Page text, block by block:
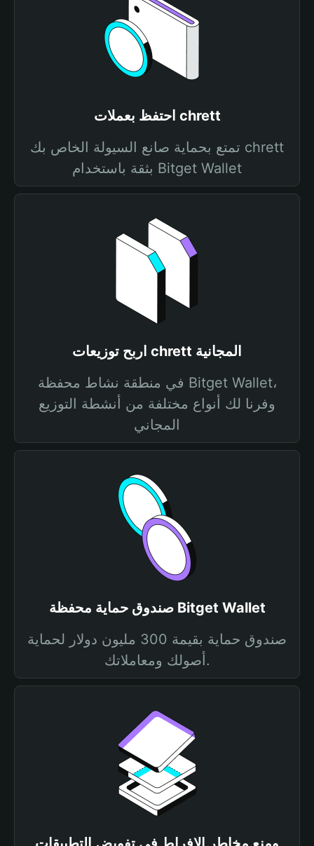
احتفظ بعملات chrett
تمتع بحماية صانع السيولة الخاص بك chrett
بثقة باستخدام Bitget Wallet
اربح توزيعات chrett المجانية
في منطقة نشاط محفظة Bitget Wallet،
وفرنا لك أنواع مختلفة من أنشطة التوزيع
المجاني
صندوق حماية محفظة Bitget Wallet
صندوق حماية بقيمة 300 مليون دولار لحماية
أصولك ومعاملاتك.